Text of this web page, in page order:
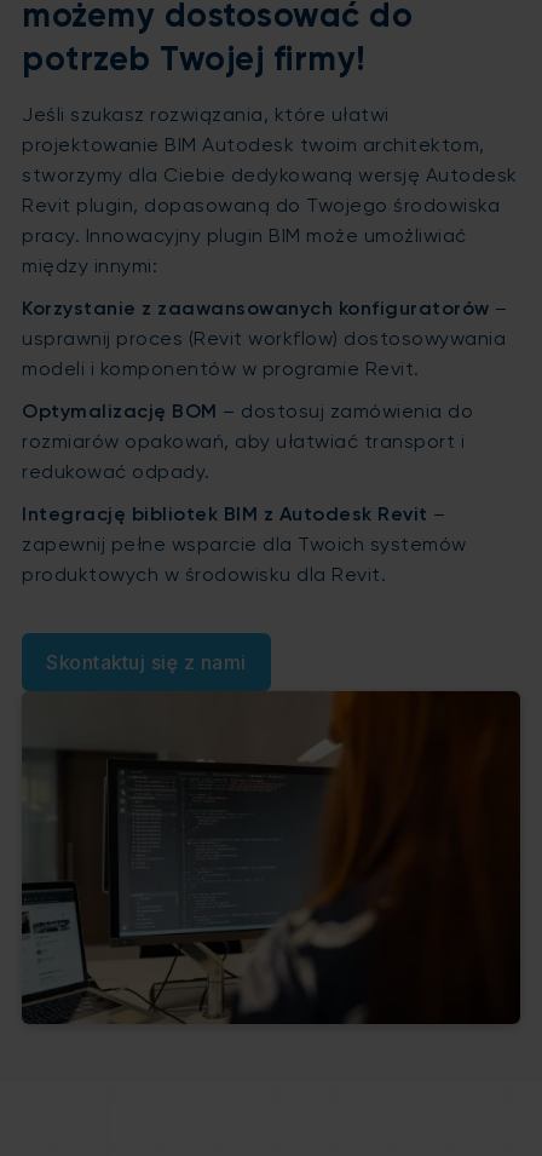
możemy dostosować do
potrzeb Twojej firmy!
Jeśli szukasz rozwiązania, które ułatwi
projektowanie BIM Autodesk twoim architektom,
stworzymy dla Ciebie dedykowaną wersję Autodesk
Revit plugin, dopasowaną do Twojego środowiska
pracy. Innowacyjny plugin BIM może umożliwiać
między innymi:
Korzystanie z zaawansowanych konfiguratorów –
usprawnij proces (Revit workflow) dostosowywania
modeli i komponentów w programie Revit.
Optymalizację BOM – dostosuj zamówienia do
rozmiarów opakowań, aby ułatwiać transport i
redukować odpady.
Integrację bibliotek BIM z Autodesk Revit –
zapewnij pełne wsparcie dla Twoich systemów
produktowych w środowisku dla Revit.
Skontaktuj się z nami